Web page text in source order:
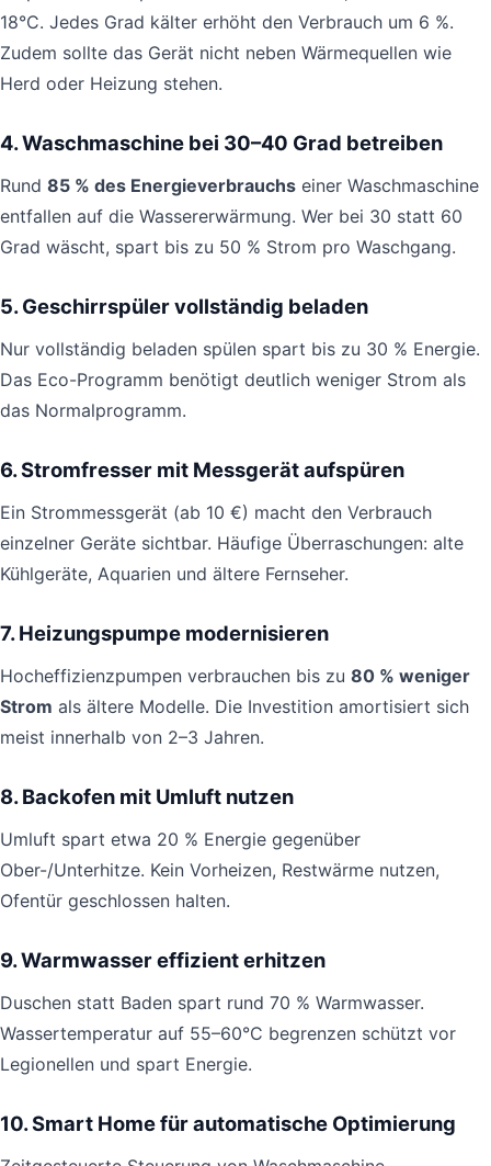
18°C. Jedes Grad kälter erhöht den Verbrauch um 6 %.
Zudem sollte das Gerät nicht neben Wärmequellen wie
Herd oder Heizung stehen.
4. Waschmaschine bei 30–40 Grad betreiben
Rund 85 % des Energieverbrauchs einer Waschmaschine
entfallen auf die Wassererwärmung. Wer bei 30 statt 60
Grad wäscht, spart bis zu 50 % Strom pro Waschgang.
5. Geschirrspüler vollständig beladen
Nur vollständig beladen spülen spart bis zu 30 % Energie.
Das Eco-Programm benötigt deutlich weniger Strom als
das Normalprogramm.
6. Stromfresser mit Messgerät aufspüren
Ein Strommessgerät (ab 10 €) macht den Verbrauch
einzelner Geräte sichtbar. Häufige Überraschungen: alte
Kühlgeräte, Aquarien und ältere Fernseher.
7. Heizungspumpe modernisieren
Hocheffizienzpumpen verbrauchen bis zu 80 % weniger
Strom als ältere Modelle. Die Investition amortisiert sich
meist innerhalb von 2–3 Jahren.
8. Backofen mit Umluft nutzen
Umluft spart etwa 20 % Energie gegenüber
Ober-/Unterhitze. Kein Vorheizen, Restwärme nutzen,
Ofentür geschlossen halten.
9. Warmwasser effizient erhitzen
Duschen statt Baden spart rund 70 % Warmwasser.
Wassertemperatur auf 55–60°C begrenzen schützt vor
Legionellen und spart Energie.
10. Smart Home für automatische Optimierung